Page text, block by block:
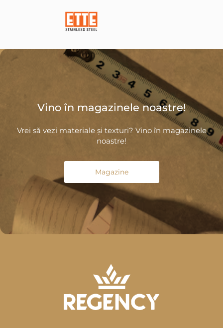
Vino în magazinele noastre!
Vrei să vezi materiale și texturi? Vino în magazinele
noastre!
Magazine